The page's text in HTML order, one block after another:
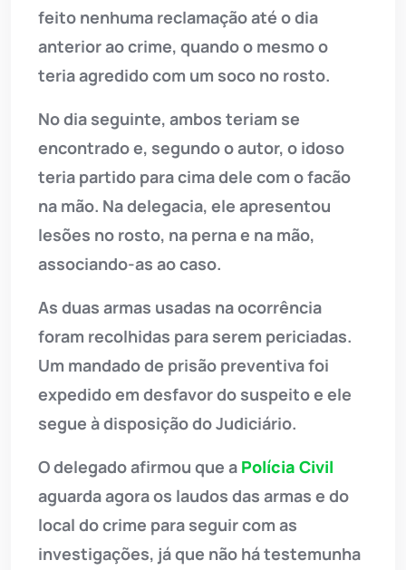
feito nenhuma reclamação até o dia
anterior ao crime, quando o mesmo o
teria agredido com um soco no rosto.
No dia seguinte, ambos teriam se
encontrado e, segundo o autor, o idoso
teria partido para cima dele com o facão
na mão. Na delegacia, ele apresentou
lesões no rosto, na perna e na mão,
associando-as ao caso.
As duas armas usadas na ocorrência
foram recolhidas para serem periciadas.
Um mandado de prisão preventiva foi
expedido em desfavor do suspeito e ele
segue à disposição do Judiciário.
O delegado afirmou que a Polícia Civil
aguarda agora os laudos das armas e do
local do crime para seguir com as
investigações, já que não há testemunha